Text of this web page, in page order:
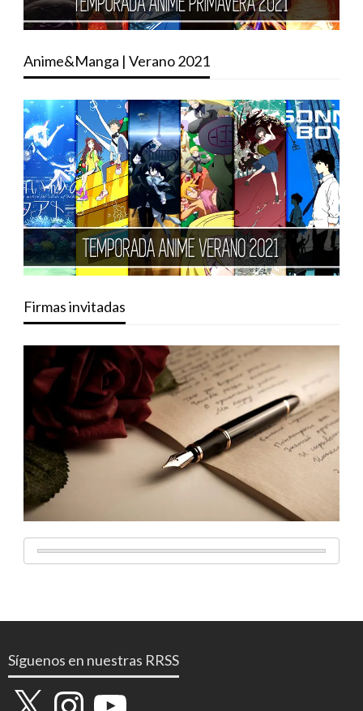
Anime&Manga | Verano 2021
Firmas invitadas
Síguenos en nuestras RRSS
X InstagramYouTube